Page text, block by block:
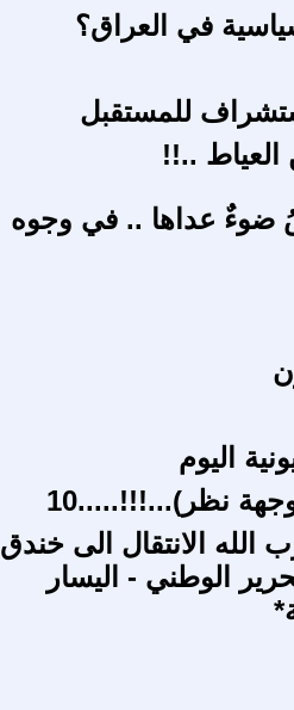
في العراق؟
للمستقبل
..!!
ضوءٌ عداها .. في وجوه
اليوم
نظر)...!!!.....10
الله الانتقال الى خندق
الوطني - اليسار